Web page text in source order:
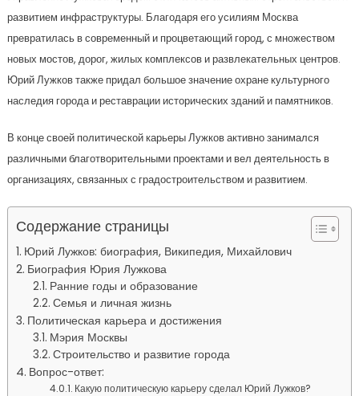
развитием инфраструктуры. Благодаря его усилиям Москва
превратилась в современный и процветающий город, с множеством
новых мостов, дорог, жилых комплексов и развлекательных центров.
Юрий Лужков также придал большое значение охране культурного
наследия города и реставрации исторических зданий и памятников.
В конце своей политической карьеры Лужков активно занимался
различными благотворительными проектами и вел деятельность в
организациях, связанных с градостроительством и развитием.
Содержание страницы
Юрий Лужков: биография, Википедия, Михайлович
Биография Юрия Лужкова
Ранние годы и образование
Семья и личная жизнь
Политическая карьера и достижения
Мэрия Москвы
Строительство и развитие города
Вопрос-ответ:
Какую политическую карьеру сделал Юрий Лужков?